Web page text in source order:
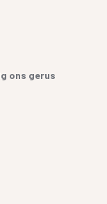
ons gerus